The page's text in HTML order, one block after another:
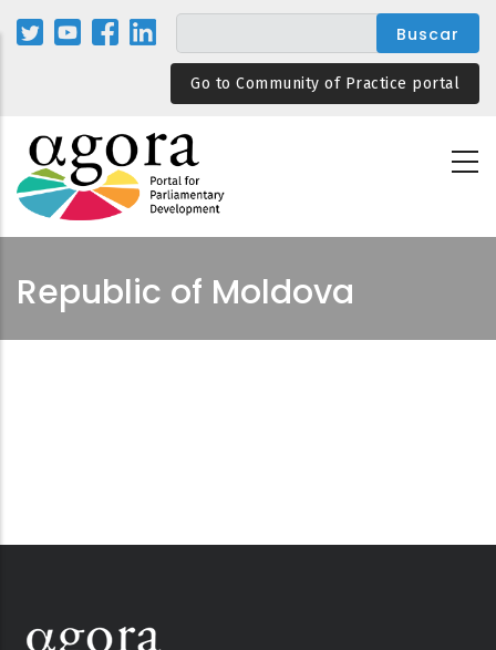
Pasar
Go to Community of Practice portal
Republic of Moldova